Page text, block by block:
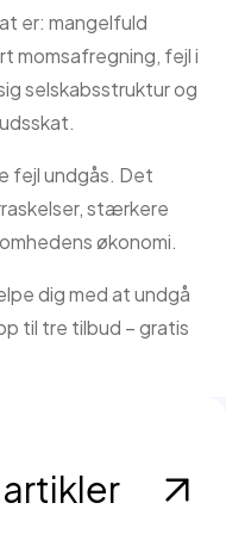
er: mangelfuld
momsafregning, fejl i
selskabsstruktur og
fejl undgås. Det
stærkere
økonomi.
dig med at undgå
til tre tilbud – gratis